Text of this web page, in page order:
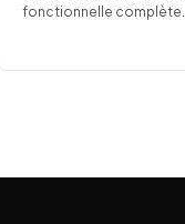
fonctionnelle complète.